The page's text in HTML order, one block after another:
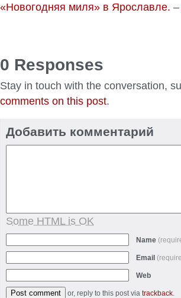
«Новогодняя миля» в Ярославле. –
0 Responses
Stay in touch with the conversation,
comments on this post.
Добавить комментарий
Some HTML is OK
Name
Email
Web
or, reply to this post via trackback.